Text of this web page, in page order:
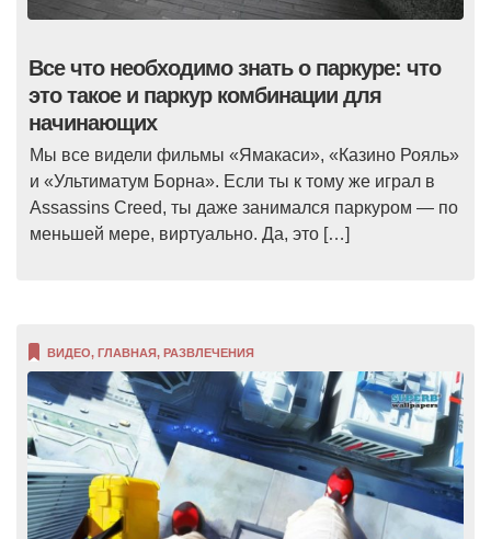
Все что необходимо знать о паркуре: что
это такое и паркур комбинации для
начинающих
Мы все видели фильмы «Ямакаси», «Казино Рояль»
и «Ультиматум Борна». Если ты к тому же играл в
Assassins Creed, ты даже занимался паркуром — по
меньшей мере, виртуально. Да, это […]
ВИДЕО, ГЛАВНАЯ, РАЗВЛЕЧЕНИЯ